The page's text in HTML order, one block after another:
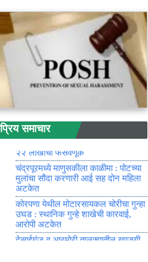
समाचार
संपन्न
गंजीरामन्नापेठा येथील जि.प. प्राथमिक
शाळा पूर्ववत सुरू करा : पालकांची
प्रशासनाकडे मागणी
ड्रायव्हिंग लायसन्स नूतनीकरणासाठीचे
शुल्क म्हणजे दंड नाही : उच्च न्यायालयाने
केले स्पष्ट
टप्प्यात महोत्सवासाठी रामटेक सजले
नागपूर पश्चिम विधानसभा मतदारसंघात १ व
२ ऑगस्टला विशेष एसआयआर शिबिरे
सरकारी ठेके व नोकरीचे आमिष दाखवून
२२ लाखांची फसवणूक
चंद्रपूरमध्ये माणुसकीला काळीमा : पोटच्या
मुलांचा सौदा करणारी आई सह दोन महिला
अटकेत
कोरपणा येथील मोटारसायकल चोरीचा गुन्हा
उघड : स्थानिक गुन्हे शाखेची कारवाई,
आरोपी अटकेत